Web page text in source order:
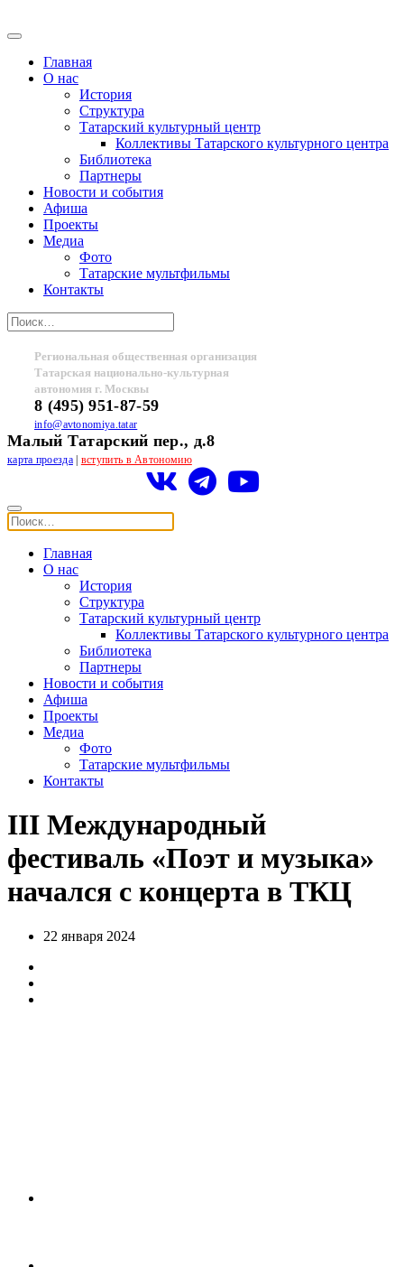
Главная
О нас
История
Структура
Татарский культурный центр
Коллективы Татарского культурного центра
Библиотека
Партнеры
Новости и события
Афиша
Проекты
Медиа
Фото
Татарские мультфильмы
Контакты
Региональная общественная организация
Татарская национально-культурная
автономия г. Москвы
8 (495) 951-87-59
info@avtonomiya.tatar
Малый Татарский пер., д.8
карта проезда| вступить в Автономию
Главная
О нас
История
Структура
Татарский культурный центр
Коллективы Татарского культурного центра
Библиотека
Партнеры
Новости и события
Афиша
Проекты
Медиа
Фото
Татарские мультфильмы
Контакты
III Международный
фестиваль «Поэт и музыка»
начался с концерта в ТКЦ
22 января 2024